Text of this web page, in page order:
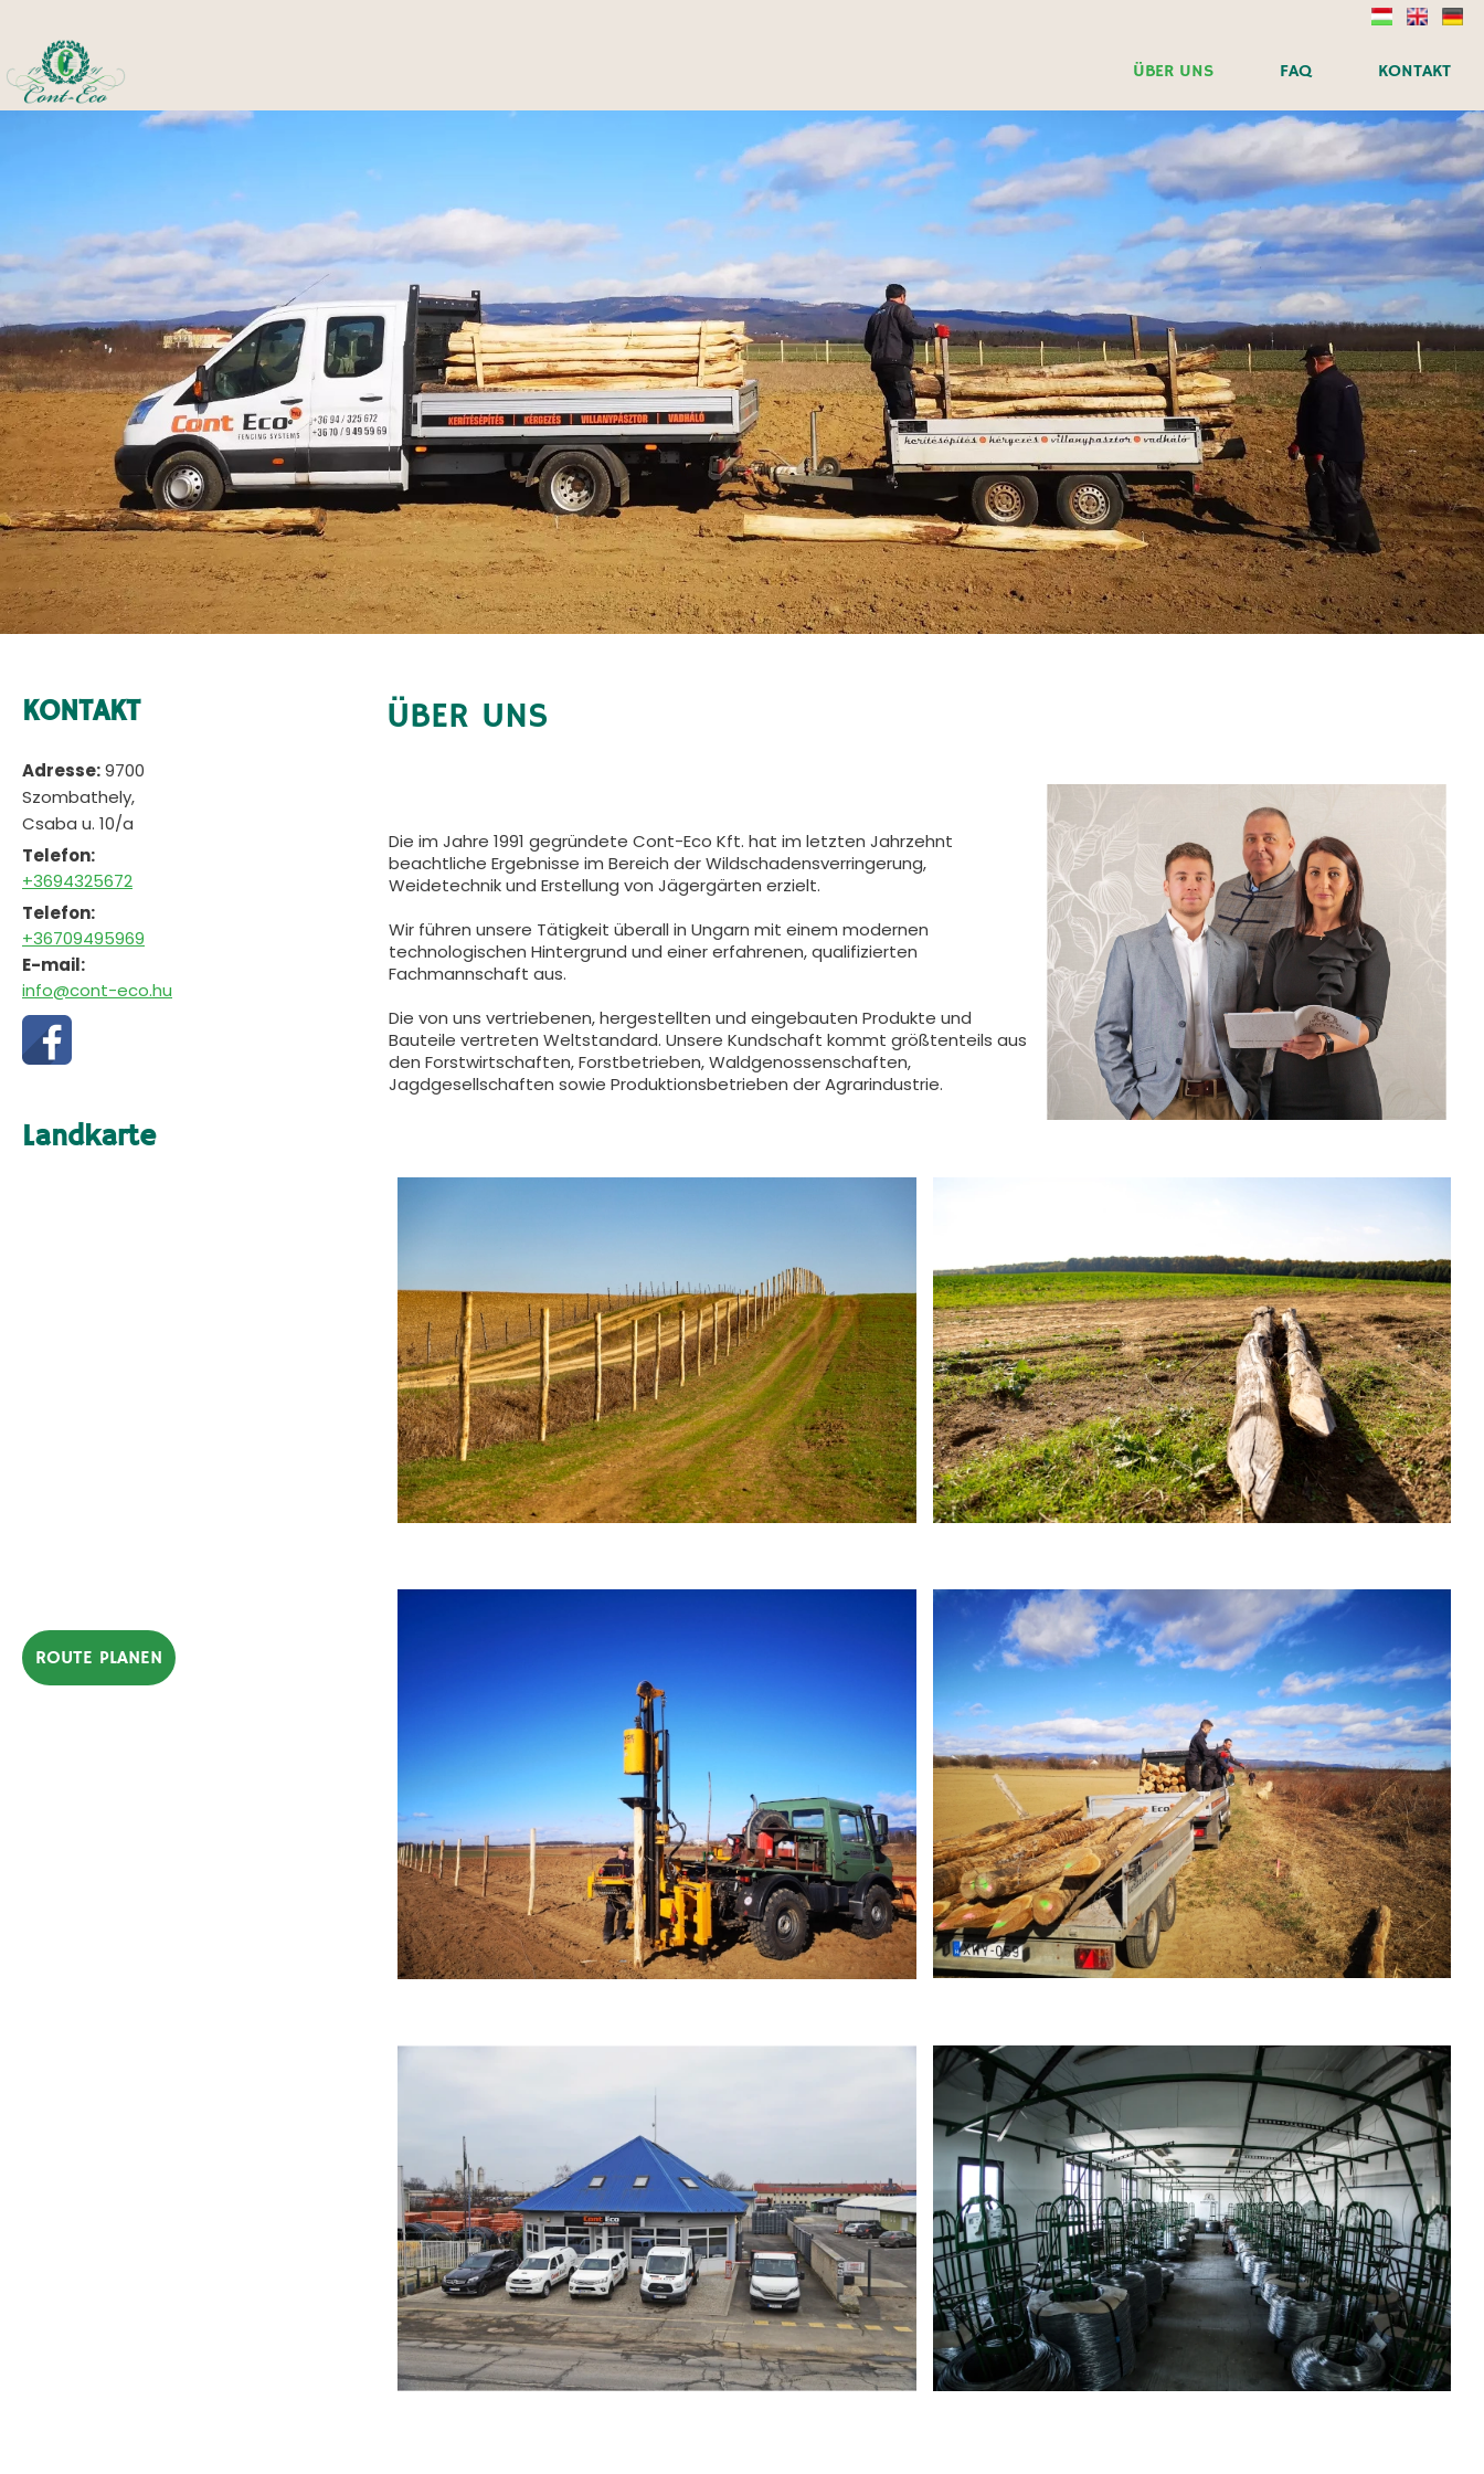
ÜBER UNS FAQ KONTAKT
KONTAKT
Adresse:9700
Szombathely,
Csaba u. 10/a
Telefon:
+3694325672
Telefon:
+36709495969
E-mail:
info@cont-eco.hu
Landkarte
ROUTE PLANEN
ÜBER UNS
Die im Jahre 1991 gegründete Cont-Eco Kft. hat im letzten Jahrzehnt
beachtliche Ergebnisse im Bereich der Wildschadensverringerung,
Weidetechnik und Erstellung von Jägergärten erzielt.
Wir führen unsere Tätigkeit überall in Ungarn mit einem modernen
technologischen Hintergrund und einer erfahrenen, qualifizierten
Fachmannschaft aus.
Die von uns vertriebenen, hergestellten und eingebauten Produkte und
Bauteile vertreten Weltstandard. Unsere Kundschaft kommt größtenteils aus
den Forstwirtschaften, Forstbetrieben, Waldgenossenschaften,
Jagdgesellschaften sowie Produktionsbetrieben der Agrarindustrie.